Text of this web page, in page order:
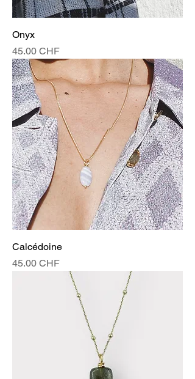
Onyx
Prix
45.00 CHF
Calcédoine
Prix
45.00 CHF